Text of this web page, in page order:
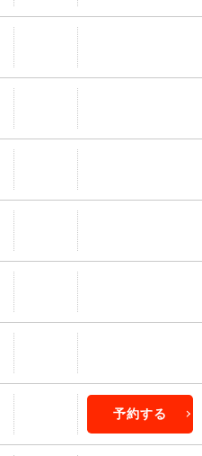
予約する